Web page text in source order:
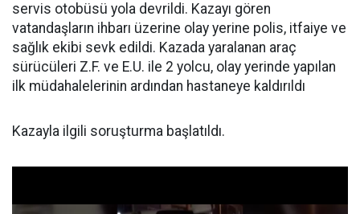
servis otobüsü yola devrildi. Kazayı gören
vatandaşların ihbarı üzerine olay yerine polis, itfaiye ve
sağlık ekibi sevk edildi. Kazada yaralanan araç
sürücüleri Z.F. ve E.U. ile 2 yolcu, olay yerinde yapılan
ilk müdahalelerinin ardından hastaneye kaldırıldı
Kazayla ilgili soruşturma başlatıldı.